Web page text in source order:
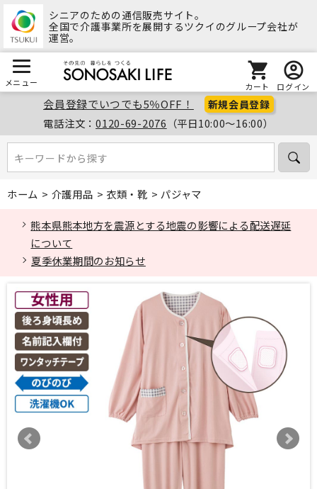
シニアのための通信販売サイト。
全国で介護事業所を展開するツクイのグループ会社が
運営。
メニュー カート ログイン
会員登録でいつでも5％OFF！ 新規会員登録
電話注文：0120-69-2076 （平日10:00～16:00）
キーワードから探す
キーワードから探す
ホーム > 介護用品 > 衣類・靴 > パジャマ
熊本県熊本地方を震源とする地震の影響による配送遅延
について
夏季休業期間のお知らせ